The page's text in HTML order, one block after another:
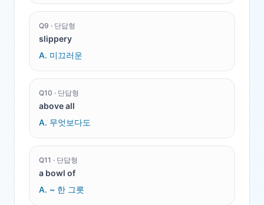
Q9 · 단답형
slippery
A. 미끄러운
Q10 · 단답형
above all
A. 무엇보다도
Q11 · 단답형
a bowl of
A. ~ 한 그릇